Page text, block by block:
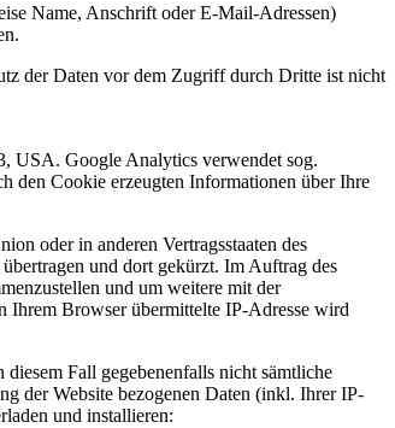
Name, Anschrift oder E-Mail-Adressen)
der Daten vor dem Zugriff durch Dritte ist nicht
USA. Google Analytics verwendet sog.
den Cookie erzeugten Informationen über Ihre
oder in anderen Vertragsstaaten des
und dort gekürzt. Im Auftrag des
und um weitere mit der
Ihrem Browser übermittelte IP-Adresse wird
Fall gegebenenfalls nicht sämtliche
der Website bezogenen Daten (inkl. Ihrer IP-
und installieren: